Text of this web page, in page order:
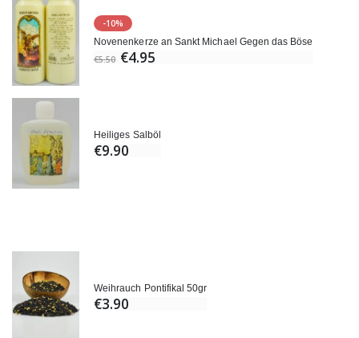
-10%
Novenenkerze an Sankt Michael Gegen das Böse
€5.50 €4.95
Heiliges Salböl
€9.90
Weihrauch Pontifikal 50gr
€3.90